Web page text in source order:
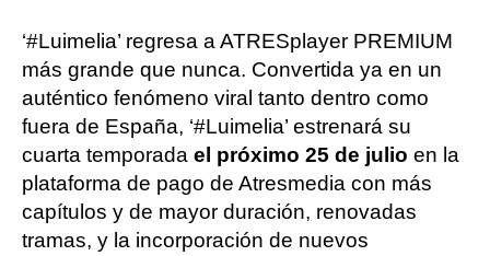
‘#Luimelia’ regresa a ATRESplayer PREMIUM
más grande que nunca. Convertida ya en un
auténtico fenómeno viral tanto dentro como
fuera de España, ‘#Luimelia’ estrenará su
cuarta temporada el próximo 25 de julio en la
plataforma de pago de Atresmedia con más
capítulos y de mayor duración, renovadas
tramas, y la incorporación de nuevos